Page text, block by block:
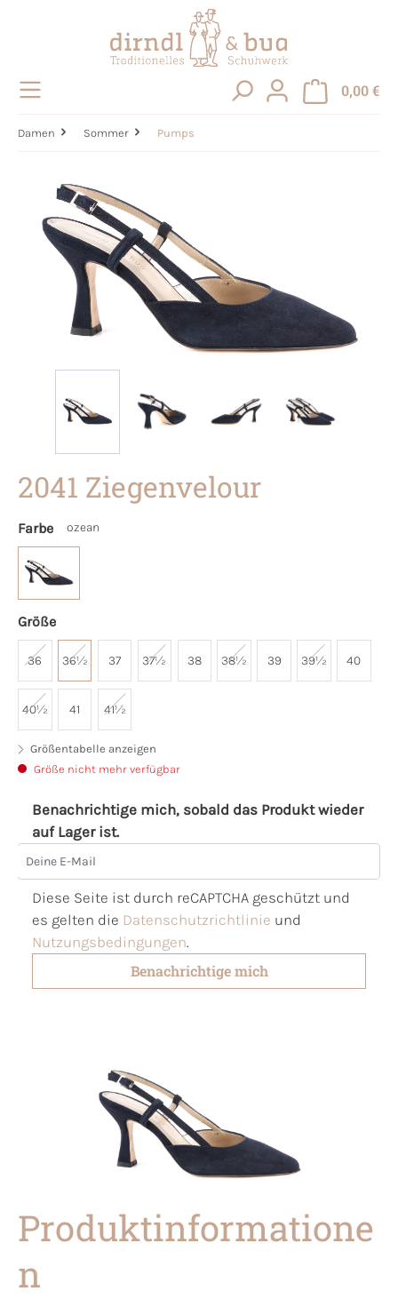
0,00 €
Damen Sommer Pumps
2041 Ziegenvelour
Farbe ozean
Größe
36 36½ 37 37½ 38 38½ 39 39½ 40
40½ 41 41½
Größentabelle anzeigen
Größe nicht mehr verfügbar
Benachrichtige mich, sobald das Produkt wieder
auf Lager ist.
Deine E-Mail
Diese Seite ist durch reCAPTCHA geschützt und
es gelten die Datenschutzrichtlinie und
Nutzungsbedingungen.
Benachrichtige mich
Produktinformatione
n